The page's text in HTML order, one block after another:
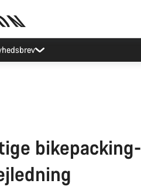
bikepacking-